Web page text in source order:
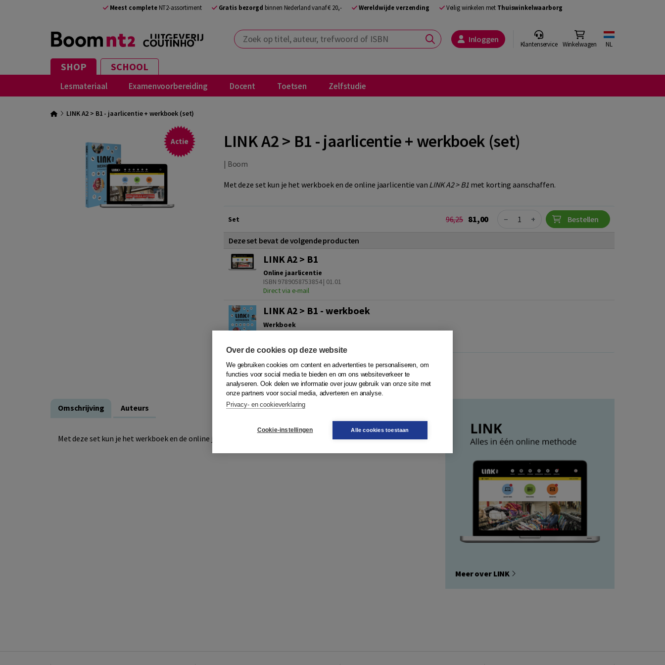
Meest completeNT2-assortiment Gratis bezorgd binnen Nederland vanaf € 20,- Wereldwijde verzending Veilig winkelen met Thuiswinkelwaarborg
Zoek op titel, auteur, trefwoord of ISBN Inloggen Klantenservice Winkelwagen NL
SHOP SCHOOL
Lesmateriaal Examenvoorbereiding Docent Toetsen Zelfstudie
LINK A2 > B1 - jaarlicentie + werkboek (set)
Actie LINK A2 > B1 - jaarlicentie + werkboek (set)
| Boom
Met deze set kun je het werkboek en de online jaarlicentie van LINK A2 > B1met korting aanschaffen.
Set 96,25 81,00 Quantity
− + Bestellen
Deze set bevat de volgende producten
LINK A2 > B1
Online jaarlicentie
ISBN 9789058753854 | 01.01
Direct via e-mail
LINK A2 > B1 - werkboek
Werkboek
Juli 2019 | ISBN 9789024418749 | 01.06| 296 blz.
Plaats op wensenlijst
Omschrijving Auteurs
Met deze set kun je het werkboek en de online jaarlicentie van met korting aanschaffen.
Meer over LINK
Over de cookies op deze website
We gebruiken cookies om content en advertenties te personaliseren, om
functies voor social media te bieden en om ons websiteverkeer te
analyseren. Ook delen we informatie over jouw gebruik van onze site met
onze partners voor social media, adverteren en analyse.
Privacy- en cookieverklaring
Cookie-instellingen Alle cookies toestaan